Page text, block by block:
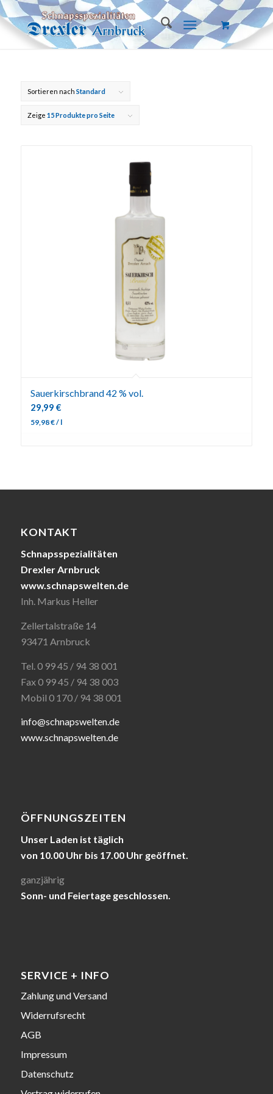
Sortieren nach Standard
Zeige 15 Produkte pro Seite
Sauerkirschbrand 42 % vol.
29,99 €
59,98€/ l
KONTAKT
Schnapsspezialitäten
Drexler Arnbruck
www.schnapswelten.de
Inh. Markus Heller
Zellertalstraße 14
93471 Arnbruck
Tel. 0 99 45 / 94 38 001
Fax 0 99 45 / 94 38 003
Mobil 0 170 / 94 38 001
info@schnapswelten.de
www.schnapswelten.de
ÖFFNUNGSZEITEN
Unser Laden ist täglich
von 10.00 Uhr bis 17.00 Uhr geöffnet.
ganzjährig
Sonn- und Feiertage geschlossen.
SERVICE + INFO
Zahlung und Versand
Widerrufsrecht
AGB
Impressum
Datenschutz